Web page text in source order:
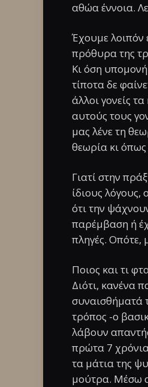
αθώα έννοια.
Έχουμε λοιπόν
πρόθυρα της
Κι όση υπομονή
τίποτα δε
άλλοι γονείς
αυτούς τους
μας λένε τη
θεωρία κι όπως
Γιατί στην
ίδιους λόγους,
ότι την
παρέμβαση ή
πληγές. Οπότε,
Ποιος και τι
Διότι, κανένα
συναισθήματά
τρόπος -ο
λάβουν
πρώτα 7
τα μάτια της
μούτρα. Μέσω